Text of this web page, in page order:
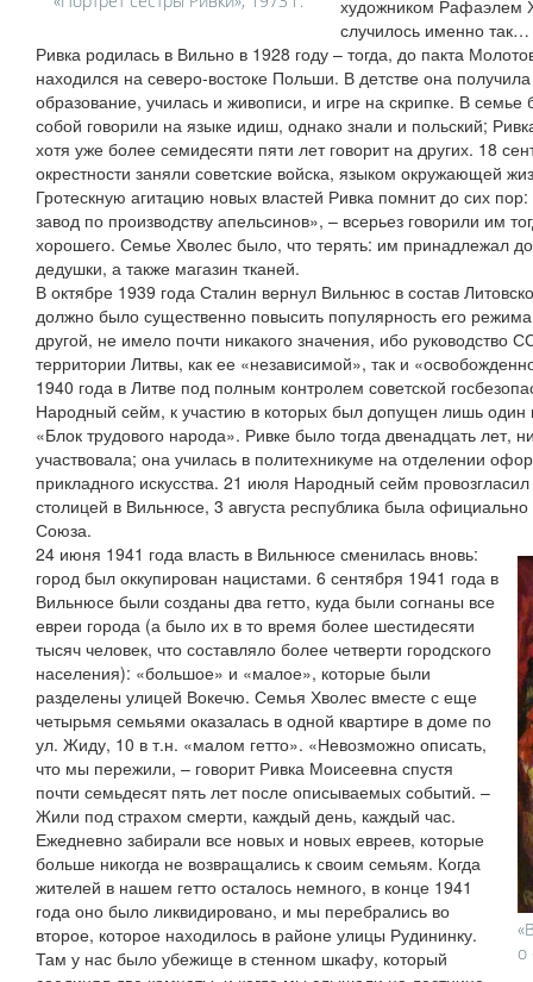
художником Рафаэлем
случилось именно так…
Ривка родилась в Вильно в 1928 году – тогда, до пакта
находился на северо-востоке Польши. В детстве она
образование, училась и живописи, и игре на скрипке. В
собой говорили на языке идиш, однако знали и польский;
хотя уже более семидесяти пяти лет говорит на других. 18
окрестности заняли советские войска, языком окружающей
Гротескную агитацию новых властей Ривка помнит до сих
завод по производству апельсинов», – всерьез говорили им
хорошего. Семье Хволес было, что терять: им принадлежал
дедушки, а также магазин тканей.
В октябре 1939 года Сталин вернул Вильнюс в состав
должно было существенно повысить популярность его
другой, не имело почти никакого значения, ибо руководство
территории Литвы, как ее «независимой», так и
1940 года в Литве под полным контролем советской
Народный сейм, к участию в которых был допущен лишь один
«Блок трудового народа». Ривке было тогда двенадцать лет,
участвовала; она училась в политехникуме на отделении
прикладного искусства. 21 июля Народный сейм
столицей в Вильнюсе, 3 августа республика была официально
Союза.
о
24 июня 1941 года власть в Вильнюсе сменилась вновь:
город был оккупирован нацистами. 6 сентября 1941 года в
Вильнюсе были созданы два гетто, куда были согнаны все
евреи города (а было их в то время более шестидесяти
тысяч человек, что составляло более четверти городского
населения): «большое» и «малое», которые были
разделены улицей Вокечю. Семья Хволес вместе с еще
четырьмя семьями оказалась в одной квартире в доме по
ул. Жиду, 10 в т.н. «малом гетто». «Невозможно описать,
что мы пережили, – говорит Ривка Моисеевна спустя
почти семьдесят пять лет после описываемых событий. –
Жили под страхом смерти, каждый день, каждый час.
Ежедневно забирали все новых и новых евреев, которые
больше никогда не возвращались к своим семьям. Когда
жителей в нашем гетто осталось немного, в конце 1941
года оно было ликвидировано, и мы перебрались во
второе, которое находилось в районе улицы Рудининку.
Там у нас было убежище в стенном шкафу, который